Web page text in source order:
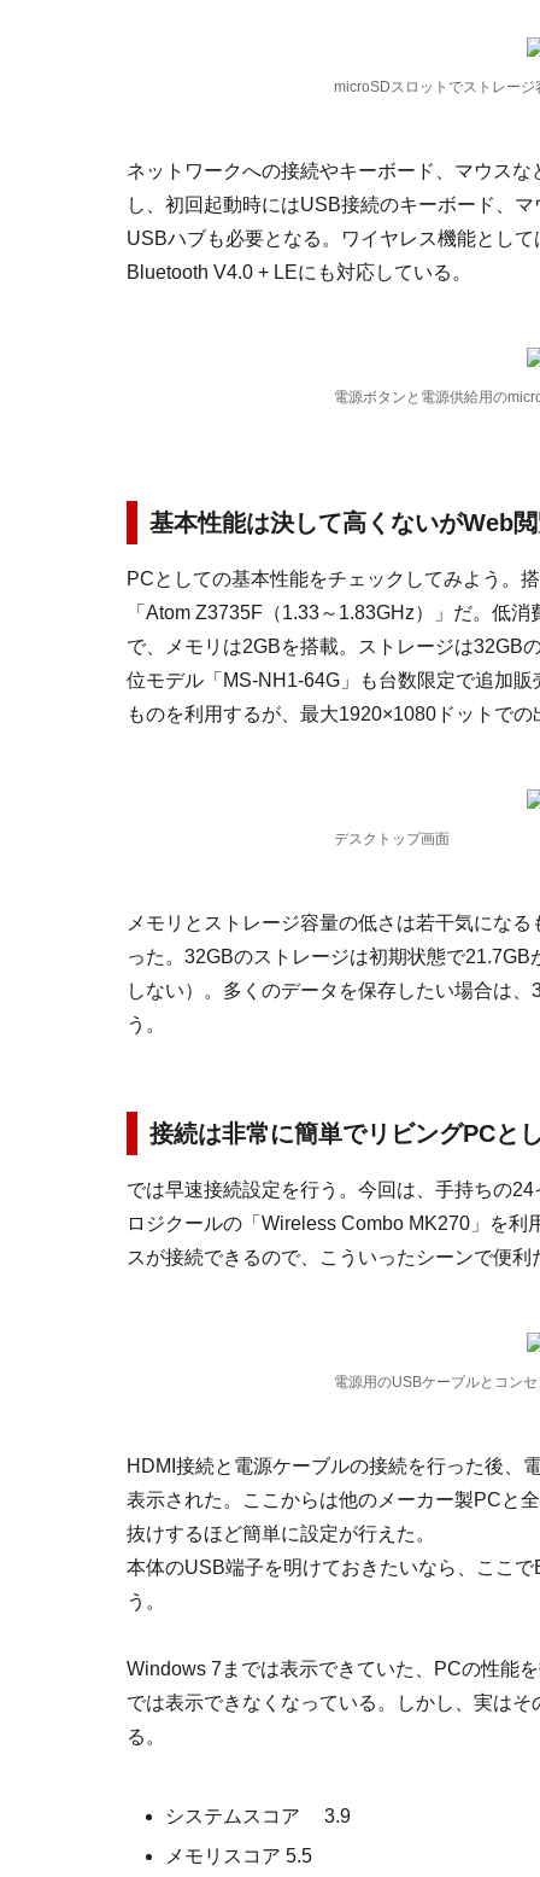
microSDスロットでストレージ
ネットワークへの接続やキーボード、マウス
し、初回起動時にはUSB接続のキーボード、
USBハブも必要となる。ワイヤレス機能とし
Bluetooth V4.0 + LEにも対応している。
電源ボタンと電源供給用の
基本性能は決して高くないがWeb
PCとしての基本性能をチェックしてみよう。
「Atom Z3735F（1.33～1.83GHz）」だ。低
で、メモリは2GBを搭載。ストレージは32GB
位モデル「MS-NH1-64G」も台数限定で追加
ものを利用するが、最大1920×1080ドットでの
デスクトップ画面
メモリとストレージ容量の低さは若干気にな
った。32GBのストレージは初期状態で
しない）。多くのデータを保存したい場合は
う。
接続は非常に簡単でリビングPCと
では早速接続設定を行う。今回は、手持ちの
ロジクールの「Wireless Combo MK270」を
スが接続できるので、こういったシーンで便利
電源用のUSBケーブルとコン
HDMI接続と電源ケーブルの接続を行った後、
表示された。ここからは他のメーカー製PCと
抜けするほど簡単に設定が行えた。
本体のUSB端子を明けておきたいなら、ここ
う。
Windows 7までは表示できていた、PCの性能
では表示できなくなっている。しかし、実は
る。
システムスコア 3.9
メモリスコア 5.5